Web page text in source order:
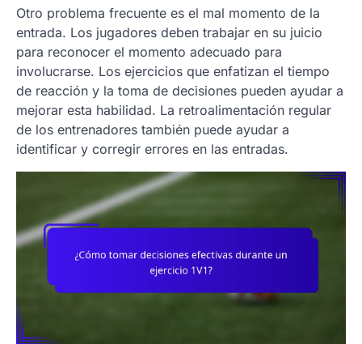
Otro problema frecuente es el mal momento de la
entrada. Los jugadores deben trabajar en su juicio
para reconocer el momento adecuado para
involucrarse. Los ejercicios que enfatizan el tiempo
de reacción y la toma de decisiones pueden ayudar a
mejorar esta habilidad. La retroalimentación regular
de los entrenadores también puede ayudar a
identificar y corregir errores en las entradas.